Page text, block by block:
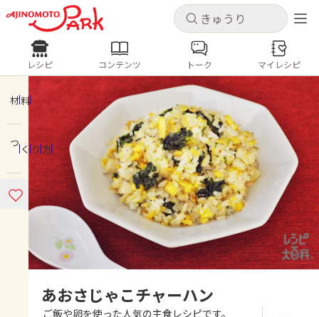
キャンセル
ログインするとレシピを保存できます
ログイン 新規登録
ホーム
コンテンツ
レシピ
キャンセル
レシピ コンテンツ
人気の食材・レシピ
きゅうり なす トマト
とうもろこし
ピーマン
みょうが ゴーヤ
レシピ コンテンツ トーク マイレシピ
材料
つくり方
あおさじゃこチャーハン
ご飯や卵を使った人気の主食レシピです。